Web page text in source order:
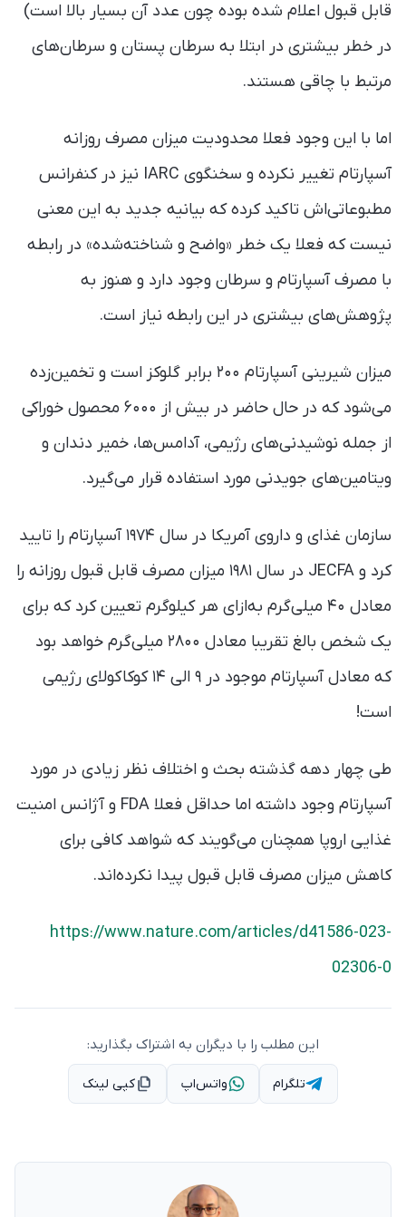
قابل قبول اعلام شده بوده چون عدد آن بسیار بالا است)
در خطر بیشتری در ابتلا به سرطان پستان و سرطان‌های
مرتبط با چاقی هستند.
اما با این وجود فعلا محدودیت میزان مصرف روزانه
آسپارتام تغییر نکرده و سخنگوی IARC نیز در کنفرانس
مطبوعاتی‌اش تاکید کرده که بیانیه جدید به این معنی
نیست که فعلا یک خطر «واضح و شناخته‌شده» در رابطه
با مصرف آسپارتام و سرطان وجود دارد و هنوز به
پژوهش‌های بیشتری در این رابطه نیاز است.
میزان شیرینی آسپارتام ۲۰۰ برابر گلوکز است و تخمین‌‌زده
می‌شود که در حال حاضر در بیش از ۶۰۰۰ محصول خوراکی
از جمله نوشیدنی‌های رژیمی، آدامس‌ها، خمیر دندان و
ویتامین‌های جویدنی مورد استفاده قرار می‌گیرد.
سازمان غذای و داروی آمریکا در سال ۱۹۷۴ آسپارتام را تایید
کرد و JECFA در سال ۱۹۸۱ میزان مصرف قابل قبول روزانه را
معادل ۴۰ میلی‌گرم به‌ازای هر کیلوگرم تعیین کرد که برای
یک شخص بالغ تقریبا معادل ۲۸۰۰ میلی‌گرم خواهد بود
که معادل آسپارتام موجود در ۹ الی ۱۴ کوکاکولای رژیمی
است!
طی چهار دهه‌ گذشته بحث و اختلاف نظر زیادی در مورد
آسپارتام وجود داشته اما حداقل فعلا FDA و آژانس امنیت
غذایی اروپا همچنان می‌گویند که شواهد کافی برای
کاهش میزان مصرف قابل‌ قبول پیدا نکرده‌اند.
https://www.nature.com/articles/d41586-023-
02306-0
این مطلب را با دیگران به اشتراک بگذارید:
تلگرام واتس‌اپ کپی لینک